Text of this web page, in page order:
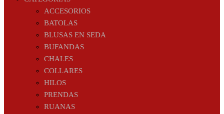
ACCESORIOS
BATOLAS
BLUSAS EN SEDA
BUFANDAS
CHALES
COLLARES
HILOS
PRENDAS
RUANAS